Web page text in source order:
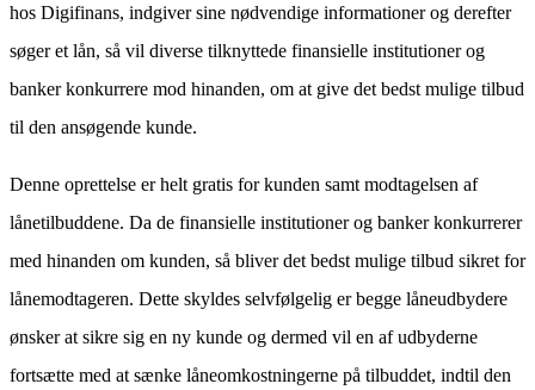
hos Digifinans, indgiver sine nødvendige informationer og derefter
søger et lån, så vil diverse tilknyttede finansielle institutioner og
banker konkurrere mod hinanden, om at give det bedst mulige tilbud
til den ansøgende kunde.
Denne oprettelse er helt gratis for kunden samt modtagelsen af
lånetilbuddene. Da de finansielle institutioner og banker konkurrerer
med hinanden om kunden, så bliver det bedst mulige tilbud sikret for
lånemodtageren. Dette skyldes selvfølgelig er begge låneudbydere
ønsker at sikre sig en ny kunde og dermed vil en af udbyderne
fortsætte med at sænke låneomkostningerne på tilbuddet, indtil den